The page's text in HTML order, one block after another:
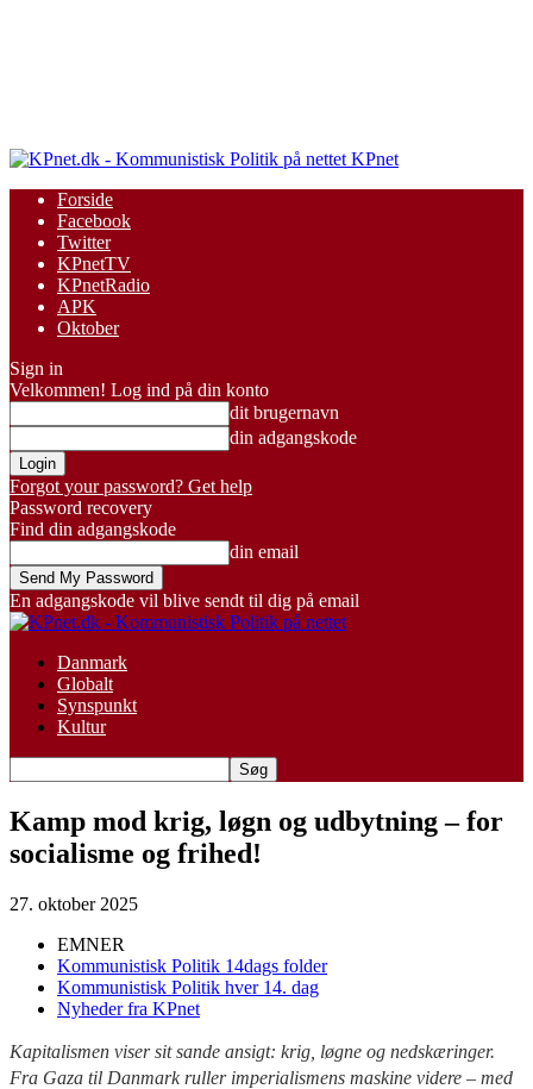
KPnet
Forside
Facebook
Twitter
KPnetTV
KPnetRadio
APK
Oktober
Sign in
Velkommen! Log ind på din konto
dit brugernavn
din adgangskode
Forgot your password? Get help
Password recovery
Find din adgangskode
din email
En adgangskode vil blive sendt til dig på email
Danmark
Globalt
Synspunkt
Kultur
Kamp mod krig, løgn og udbytning – for
socialisme og frihed!
27. oktober 2025
EMNER
Kommunistisk Politik 14dags folder
Kommunistisk Politik hver 14. dag
Nyheder fra KPnet
Kapitalismen viser sit sande ansigt: krig, løgne og nedskæringer.
Fra Gaza til Danmark ruller imperialismens maskine videre – med